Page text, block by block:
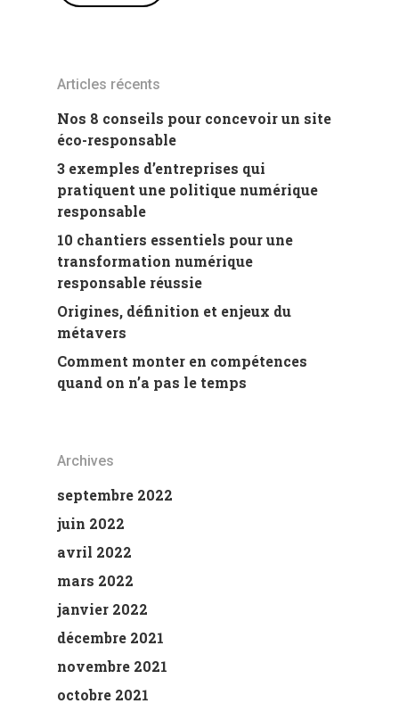
Articles récents
Nos 8 conseils pour concevoir un site
éco-responsable
3 exemples d’entreprises qui
pratiquent une politique numérique
responsable
10 chantiers essentiels pour une
transformation numérique
responsable réussie
Origines, définition et enjeux du
métavers
Comment monter en compétences
quand on n’a pas le temps
Archives
septembre 2022
juin 2022
avril 2022
mars 2022
janvier 2022
décembre 2021
novembre 2021
octobre 2021